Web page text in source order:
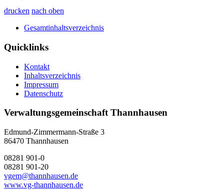
drucken nach oben
Gesamtinhaltsverzeichnis
Quicklinks
Kontakt
Inhaltsverzeichnis
Impressum
Datenschutz
Verwaltungsgemeinschaft Thannhausen
Edmund-Zimmermann-Straße 3
86470 Thannhausen
08281 901-0
08281 901-20
vgem@thannhausen.de
www.vg-thannhausen.de